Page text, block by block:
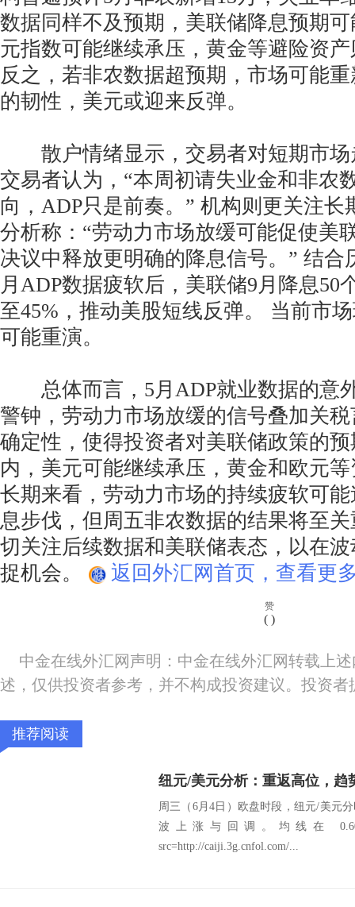
数据同样不及预期，美联储降息预期
元指数可能继续承压，黄金等避险资
反之，若非农数据超预期，市场可能
的韧性，美元或迎来反弹。
散户情绪显示，交易者对短期市场
交易者认为，“本周初请失业金和非农
向，ADP只是前奏。” 机构则更关注长
分析称：“劳动力市场放缓可能促使美
决议中释放更明确的降息信号。” 结合
月ADP数据疲软后，美联储9月降息50
至45%，推动美股短线反弹。 当前市
可能重演。
总体而言，5月ADP就业数据的意
警钟，劳动力市场放缓的信号叠加关
确定性，使得投资者对美联储政策的
内，美元可能继续承压，黄金和欧元
长期来看，劳动力市场的持续疲软可
息步伐，但周五非农数据的结果将至
切关注后续数据和美联储表态，以在
捉机会。
返回外汇网首页，查看更
赞
( )
中金在线外汇网声明：中金在线外汇网转载上
述，仅供投资者参考，并不构成投资建议。投资
推荐阅读
纽元/美元分析：重返高位，趋
周三（6月4日）欧盘时段，纽元/美元
波上涨与回调。均线在
src=http://caiji.3g.cnfol.com/...